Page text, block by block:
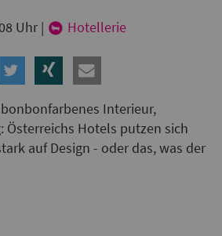
Uhr | Hotellerie
Interieur,
Hotels putzen sich
auf Design - oder das, was der
Newsletter erhalten
(gegen 8.30 Uhr)
zur Kenntnis